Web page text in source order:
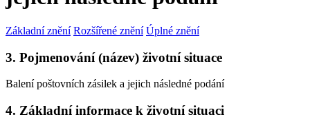
Základní znění Rozšířené znění Úplné znění
3. Pojmenování (název) životní situace
Balení poštovních zásilek a jejich následné podání
4. Základní informace k životní situaci